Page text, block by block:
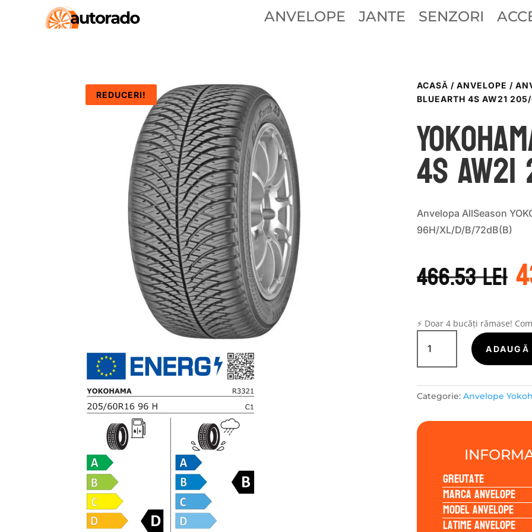
ANVELOPE JANTE SENZORI
REDUCERI!
ACASĂ / ANVELOPE /
BLUEARTH 4S AW21
4S
Anvelopa AllSeason
96H/XL/D/B/72dB(B)
466.53leia
⚡ Doar 4 bucăți rămase!
Cantitate
Yokohama
BLUEARTH
AW21
205/60R16
96H
ADAUGĂ
Categorie: Anvelope
Greutate
Marca anvelope
Model anvelope
Latime anvelope